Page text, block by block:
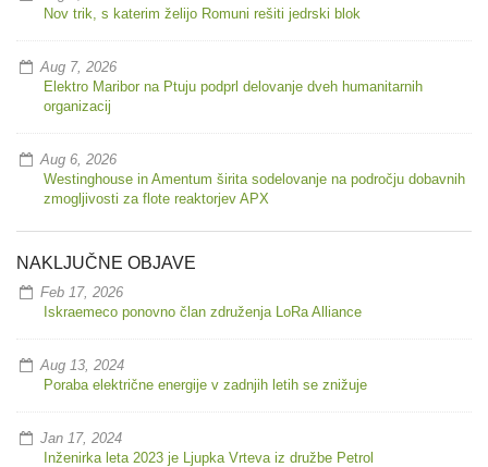
Nov trik, s katerim želijo Romuni rešiti jedrski blok
Aug 7, 2026
Elektro Maribor na Ptuju podprl delovanje dveh humanitarnih
organizacij
Aug 6, 2026
Westinghouse in Amentum širita sodelovanje na področju dobavnih
zmogljivosti za flote reaktorjev APX
NAKLJUČNE OBJAVE
Feb 17, 2026
Iskraemeco ponovno član združenja LoRa Alliance
Aug 13, 2024
Poraba električne energije v zadnjih letih se znižuje
Jan 17, 2024
Inženirka leta 2023 je Ljupka Vrteva iz družbe Petrol